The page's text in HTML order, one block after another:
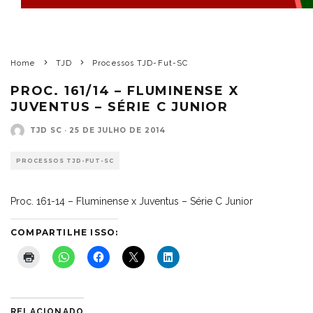
Home TJD Processos TJD-Fut-SC
PROC. 161/14 – FLUMINENSE X
JUVENTUS – SÉRIE C JUNIOR
TJD SC · 25 DE JULHO DE 2014
PROCESSOS TJD-FUT-SC
Proc. 161-14 – Fluminense x Juventus – Série C Junior
COMPARTILHE ISSO: